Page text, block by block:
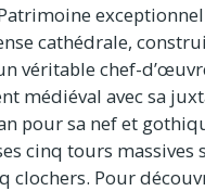
cathédrale,
véritable chef-
médiéval avec sa
pour sa nef et
cinq tours massives
clochers. Pour